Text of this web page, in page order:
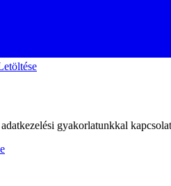
gyakorlatunkkal